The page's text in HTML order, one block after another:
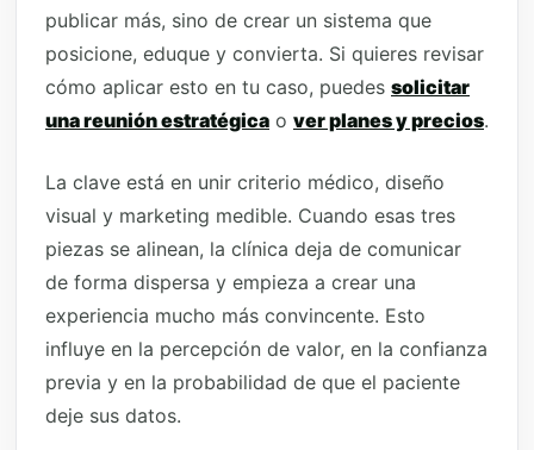
publicar más, sino de crear un sistema que
posicione, eduque y convierta. Si quieres revisar
cómo aplicar esto en tu caso, puedes solicitar
una reunión estratégica o ver planes y precios.
La clave está en unir criterio médico, diseño
visual y marketing medible. Cuando esas tres
piezas se alinean, la clínica deja de comunicar
de forma dispersa y empieza a crear una
experiencia mucho más convincente. Esto
influye en la percepción de valor, en la confianza
previa y en la probabilidad de que el paciente
deje sus datos.